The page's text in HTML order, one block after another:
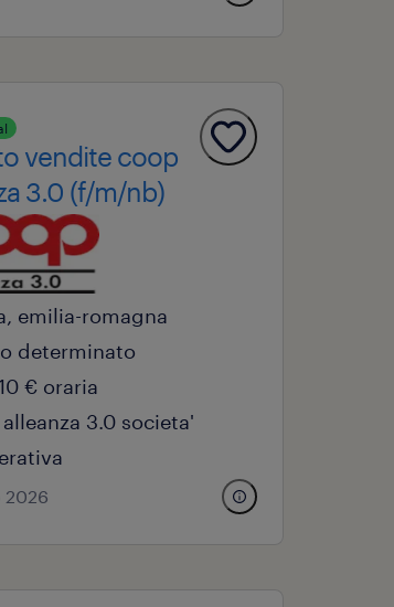
vendite coop
3.0 (f/m/nb)
emilia-romagna
determinato
€ oraria
3.0 societa'
2026